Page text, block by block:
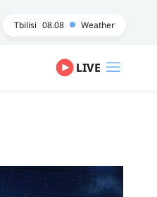
Tbilisi 08.08 Weather
LIVE